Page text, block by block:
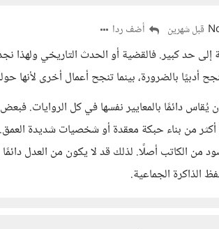
قبل شهرين أضف ردا
حد كبير. فالقضية أو الحدث التاريخي ولهذا
أدبيًا بالضرورة، بينما تنجح أعمال أخرى لأنها
يُقاس دائمًا بالمعايير نفسها في كل الروايات.
أكثر من بناء حبكة معقدة أو شخصيات شديدة
من الكاتب أصلًا. لذلك قد لا يكون من العدل دائمًا
الذاكرة الجماعية.